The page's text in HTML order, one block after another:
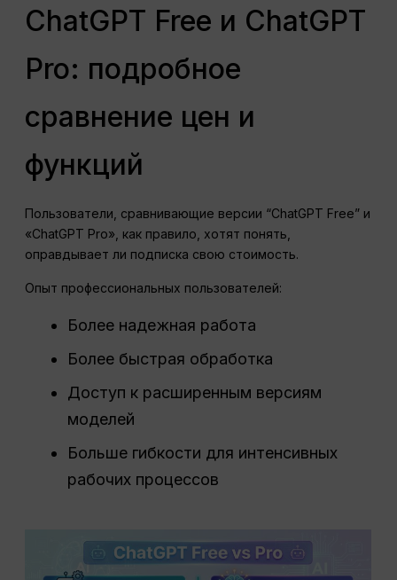
ChatGPT Free и ChatGPT
Pro: подробное
сравнение цен и
функций
Пользователи, сравнивающие версии “ChatGPT Free” и
«ChatGPT Pro», как правило, хотят понять,
оправдывает ли подписка свою стоимость.
Опыт профессиональных пользователей:
Более надежная работа
Более быстрая обработка
Доступ к расширенным версиям
моделей
Больше гибкости для интенсивных
рабочих процессов